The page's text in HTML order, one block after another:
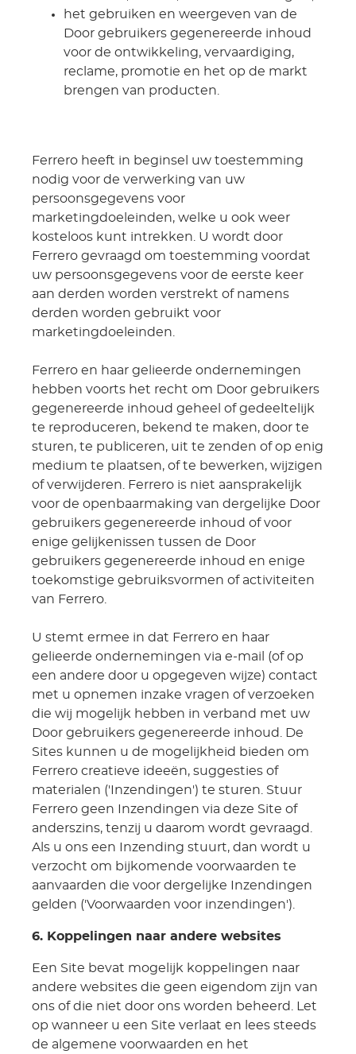
het gebruiken en weergeven van de
Door gebruikers gegenereerde inhoud
voor de ontwikkeling, vervaardiging,
reclame, promotie en het op de markt
brengen van producten.
Ferrero heeft in beginsel uw toestemming
nodig voor de verwerking van uw
persoonsgegevens voor
marketingdoeleinden, welke u ook weer
kosteloos kunt intrekken. U wordt door
Ferrero gevraagd om toestemming voordat
uw persoonsgegevens voor de eerste keer
aan derden worden verstrekt of namens
derden worden gebruikt voor
marketingdoeleinden.
Ferrero en haar gelieerde ondernemingen
hebben voorts het recht om Door gebruikers
gegenereerde inhoud geheel of gedeeltelijk
te reproduceren, bekend te maken, door te
sturen, te publiceren, uit te zenden of op enig
medium te plaatsen, of te bewerken, wijzigen
of verwijderen. Ferrero is niet aansprakelijk
voor de openbaarmaking van dergelijke Door
gebruikers gegenereerde inhoud of voor
enige gelijkenissen tussen de Door
gebruikers gegenereerde inhoud en enige
toekomstige gebruiksvormen of activiteiten
van Ferrero.
U stemt ermee in dat Ferrero en haar
gelieerde ondernemingen via e-mail (of op
een andere door u opgegeven wijze) contact
met u opnemen inzake vragen of verzoeken
die wij mogelijk hebben in verband met uw
Door gebruikers gegenereerde inhoud. De
Sites kunnen u de mogelijkheid bieden om
Ferrero creatieve ideeën, suggesties of
materialen ('Inzendingen') te sturen. Stuur
Ferrero geen Inzendingen via deze Site of
anderszins, tenzij u daarom wordt gevraagd.
Als u ons een Inzending stuurt, dan wordt u
verzocht om bijkomende voorwaarden te
aanvaarden die voor dergelijke Inzendingen
gelden ('Voorwaarden voor inzendingen').
6. Koppelingen naar andere websites
Een Site bevat mogelijk koppelingen naar
andere websites die geen eigendom zijn van
ons of die niet door ons worden beheerd. Let
op wanneer u een Site verlaat en lees steeds
de algemene voorwaarden en het